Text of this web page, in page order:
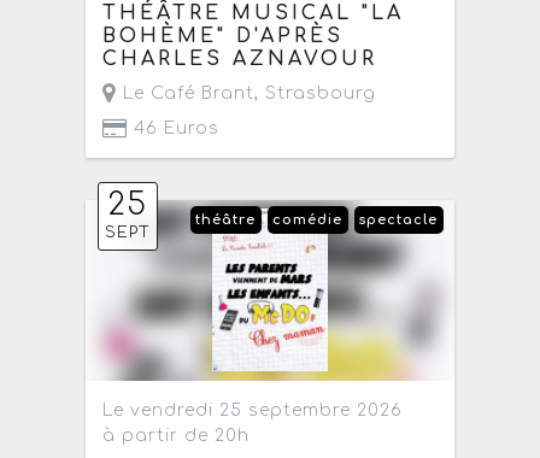
THÉÂTRE MUSICAL "LA
BOHÈME" D'APRÈS
CHARLES AZNAVOUR
Le Café Brant, Strasbourg
46 Euros
25
SEPT
spectacle
comédie
théâtre
Le vendredi 25 septembre 2026
à partir de 20h